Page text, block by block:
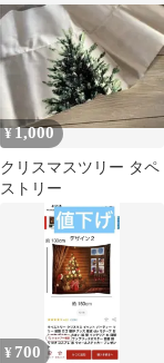
¥1,000
クリスマスツリー タペ
ストリー
¥ 700